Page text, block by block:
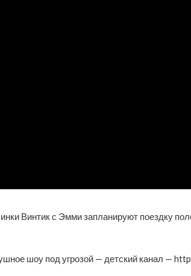
Винтик с Эмми запланируют поездку
шоу под угрозой — детский канал —